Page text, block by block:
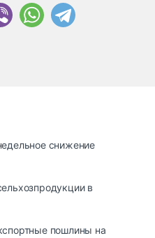
снижение
в
пошлины на